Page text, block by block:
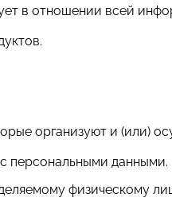
в отношении всей
организуют и (или)
персональными данными.
физическому